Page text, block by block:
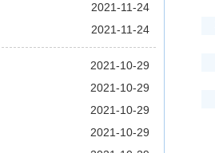
2021-11-24
2021-11-24
2021-10-29
2021-10-29
2021-10-29
2021-10-29